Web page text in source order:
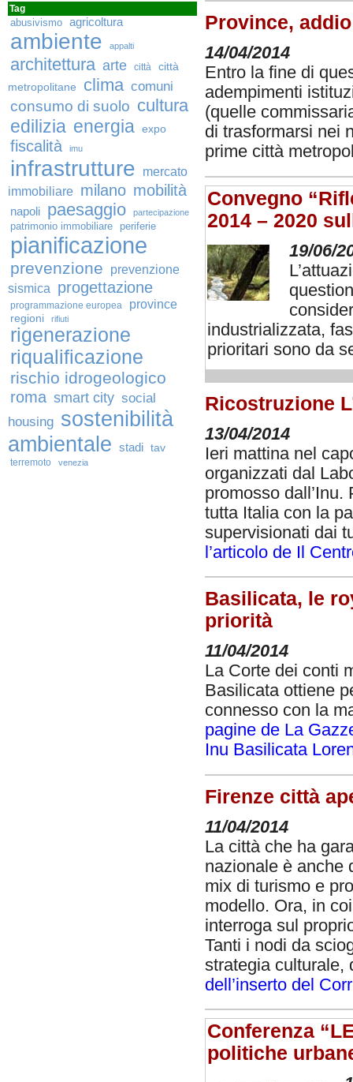
Tag
abusivismo agricoltura
ambiente appalti
architettura arte città
città
metropolitane
clima comuni
consumo di suolo cultura
edilizia energia expo
fiscalità imu
infrastrutture
mercato
immobiliare milano mobilità
napoli paesaggio partecipazione
patrimonio immobiliare periferie
pianificazione
prevenzione
prevenzione
sismica
progettazione
programmazione europea province
regioni rifiuti
rigenerazione
riqualificazione
rischio idrogeologico
roma smart city social
housing sostenibilità
ambientale stadi tav
terremoto venezia
Province,
14/04/2014
Entro la fine di
adempimenti
(quelle
di trasformarsi nei
prime città
Convegno
2014 – 2020
19/06/
industrializzata,
prioritari sono da
Ricostruzione
13/04/2014
Ieri mattina nel
organizzati dal
promosso
tutta Italia con la
supervisionati dai
l’articolo de Il
Basilicata, le
priorità
11/04/2014
La Corte dei conti
Basilicata ottiene
connesso con la
pagine de La
Inu Basilicata
Firenze città
11/04/2014
La città che ha
nazionale è anche
mix di turismo e
modello. Ora, in
interroga sul
Tanti i nodi da
strategia culturale,
dell’inserto del
Conferenza
politiche